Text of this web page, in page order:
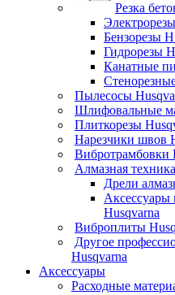
Резка
Бензорезы
Гидрорезы
Канатные
Пылесосы
Шлифовальные
Плиткорезы
Нарезчики швов
Вибротрамбовки
Алмазная
Дрели
Аксессуары
Husqvarna
Виброплиты
Другое
Husqvarna
Аксессуары
Расходные